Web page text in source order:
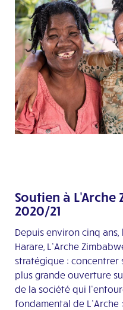
Soutien à L'Arche
2020/21
Depuis environ cinq ans,
Harare, L’Arche
stratégique : concentrer
plus grande ouverture
de la société qui
fondamental de